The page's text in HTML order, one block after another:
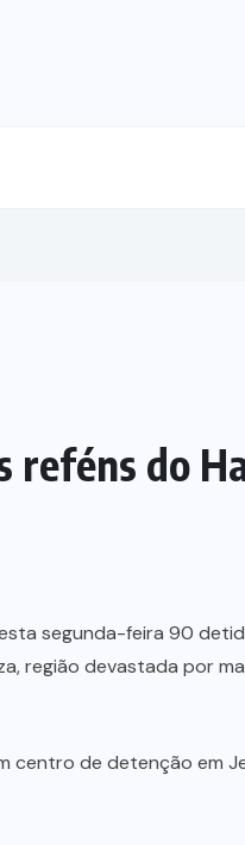
reféns do
segunda-feira 90
região devastada por
centro de detenção em